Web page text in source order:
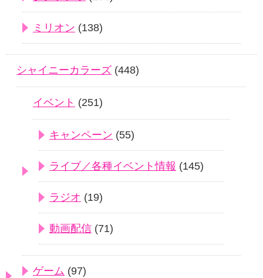
ミリオン (138)
シャイニーカラーズ (448)
イベント (251)
キャンペーン (55)
ライブ／各種イベント情報 (145)
ラジオ (19)
動画配信 (71)
ゲーム (97)